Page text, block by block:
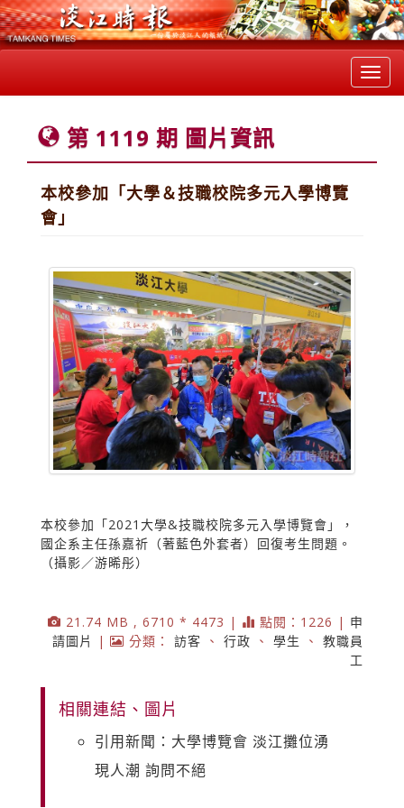
第 1119 期 圖片資訊
本校參加「大學＆技職校院多元入學博覽
會」
本校參加「2021大學&技職校院多元入學博覽會」，
國企系主任孫嘉祈（著藍色外套者）回復考生問題。
（攝影／游晞彤）
21.74 MB , 6710 * 4473 | 點閱：1226 | 申
請圖片
| 分類： 訪客 、 行政 、 學生 、 教職員
工
相關連結、圖片
引用新聞：大學博覽會 淡江攤位湧
現人潮 詢問不絕